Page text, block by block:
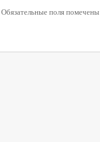
Обязательные поля помечены